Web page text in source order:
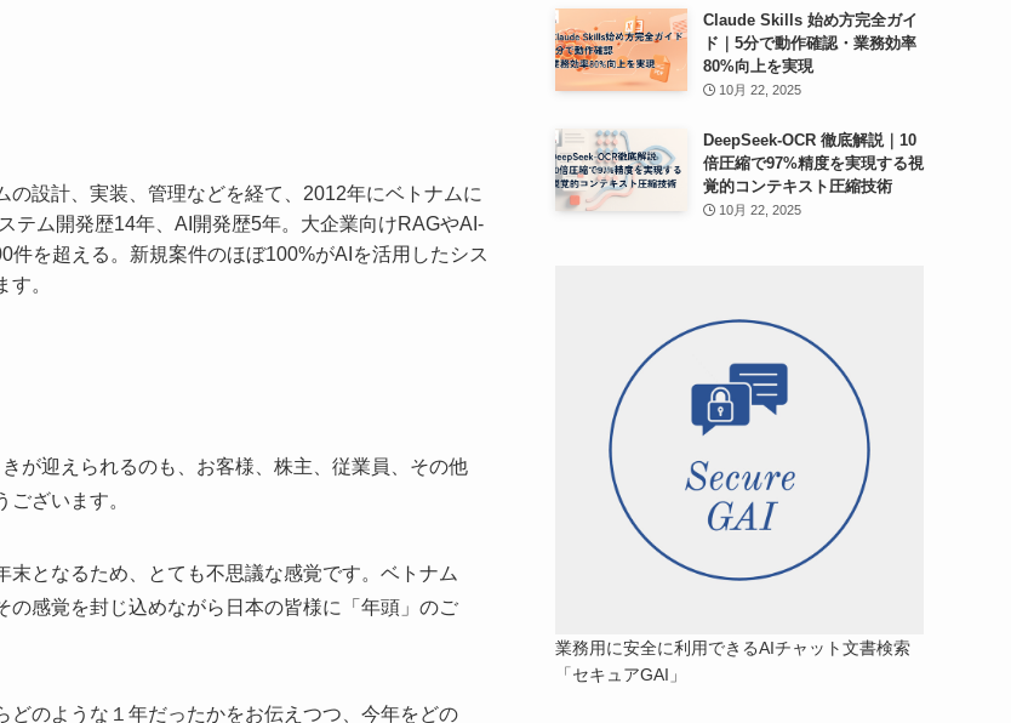
設計、実装、管理などを経て、2012年にベトナムに
テム開発歴14年、AI開発歴5年。大企業向けRAGやAI-
を超える。新規案件のほぼ100%がAIを活用したシス
。
が迎えられるのも、お客様、株主、従業員、その他
ざいます。
となるため、とても不思議な感覚です。ベトナム
感覚を封じ込めながら日本の皆様に「年頭」のご
のような１年だったかをお伝えつつ、今年をどの
Claude Skills 始め方完全ガイ
ド｜5分で動作確認・業務効率
80%向上を実現
10月 22, 2025
DeepSeek-OCR 徹底解説｜10
倍圧縮で97%精度を実現する視
覚的コンテキスト圧縮技術
10月 22, 2025
業務用に安全に利用できるAIチャット文書検索
「セキュアGAI」